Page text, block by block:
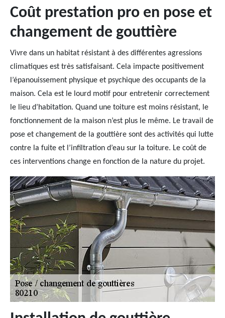
Coût prestation pro en pose et
changement de gouttière
Vivre dans un habitat résistant à des différentes agressions
climatiques est très satisfaisant. Cela impacte positivement
l’épanouissement physique et psychique des occupants de la
maison. Cela est le lourd motif pour entretenir correctement
le lieu d’habitation. Quand une toiture est moins résistant, le
fonctionnement de la maison n’est plus le même. Le travail de
pose et changement de la gouttière sont des activités qui lutte
contre la fuite et l’infiltration d’eau sur la toiture. Le coût de
ces interventions change en fonction de la nature du projet.